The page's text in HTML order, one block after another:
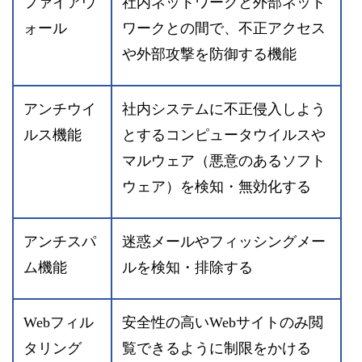
ォール
ワークとの間で、不正アクセス
や外部攻撃を防御する機能
アンチウイ
ルス機能
社内システムに不正侵入しよう
とするコンピュータウイルスや
マルウェア（悪意のあるソフト
ウェア）を検知・無効化する
アンチスパ
ム機能
迷惑メールやフィッシングメー
ルを検知・排除する
Webフィル
タリング
安全性の高いWebサイトのみ閲
覧できるように制限をかける